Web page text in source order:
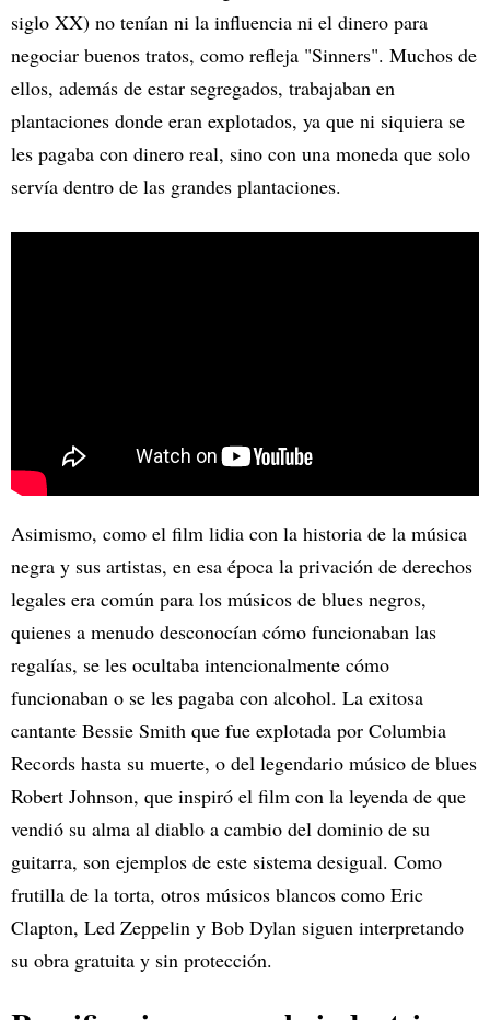
siglo XX) no tenían ni la influencia ni el dinero para
negociar buenos tratos, como refleja "Sinners". Muchos de
ellos, además de estar segregados, trabajaban en
plantaciones donde eran explotados, ya que ni siquiera se
les pagaba con dinero real, sino con una moneda que solo
servía dentro de las grandes plantaciones.
Asimismo, como el film lidia con la historia de la música
negra y sus artistas, en esa época la privación de derechos
legales era común para los músicos de blues negros,
quienes a menudo desconocían cómo funcionaban las
regalías, se les ocultaba intencionalmente cómo
funcionaban o se les pagaba con alcohol. La exitosa
cantante Bessie Smith que fue explotada por Columbia
Records hasta su muerte, o del legendario músico de blues
Robert Johnson, que inspiró el film con la leyenda de que
vendió su alma al diablo a cambio del dominio de su
guitarra, son ejemplos de este sistema desigual. Como
frutilla de la torta, otros músicos blancos como Eric
Clapton, Led Zeppelin y Bob Dylan siguen interpretando
su obra gratuita y sin protección.